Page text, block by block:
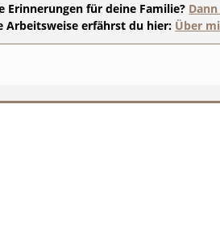
Erinnerungen für deine Familie?
Arbeitsweise erfährst du hier: Über